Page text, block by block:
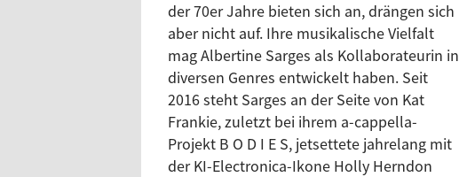
der 70er Jahre bieten sich an, drängen sich
aber nicht auf. Ihre musikalische Vielfalt
mag Albertine Sarges als Kollaborateurin in
diversen Genres entwickelt haben. Seit
2016 steht Sarges an der Seite von Kat
Frankie, zuletzt bei ihrem a-cappella-
Projekt B O D I E S, jetsettete jahrelang mit
der KI-Electronica-Ikone Holly Herndon
zwei sehr unterschiedlichen Orten. Zum
einen in der Betonlandschaft eines
Gewerbeviertels in Berlin-Marzahn, in dem
Sarges viele Winterwochen lang, beleuchtet
nur von der kleinen Lampe auf dem
Fensterbrett, die Sensibilitäten ihrer
bekenntnishaften Lieder abtastete. Zum
anderen am britischen Küstenort Margate,